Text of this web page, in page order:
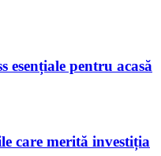
esențiale pentru acasă
care merită investiția